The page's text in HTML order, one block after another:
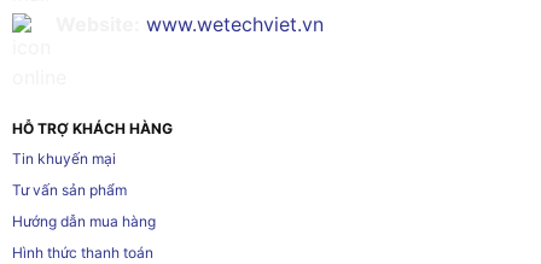
www.wetechviet.vn
HỖ TRỢ KHÁCH HÀNG
Tin khuyến mại
Tư vấn sản phẩm
Hướng dẫn mua hàng
Hình thức thanh toán